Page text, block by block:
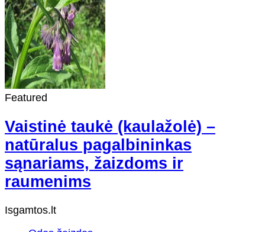
Featured
Vaistinė taukė (kaulažolė) –
natūralus pagalbininkas
sąnariams, žaizdoms ir
raumenims
Isgamtos.lt